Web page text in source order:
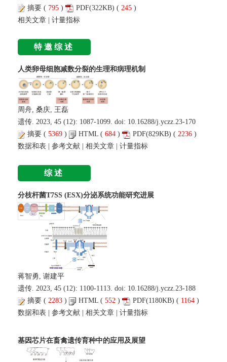
摘要 ( 795 ) PDF(322KB) ( 245 )
相关文章 | 计量指标
特邀综述
人类卵母细胞减数分裂的生理和病理机制
周舟, 桑庆, 王磊
遗传. 2023, 45 (12): 1087-1099. doi: 10.16288/j.yczz.23-170
摘要 ( 5369 ) HTML ( 684 ) PDF(829KB) ( 2236 )
数据和表
参考文献 相关文章 计量指标
综述
分枝杆菌T7SS (ESX)分泌系统功能研究进展
蒋智勇, 谢建平
遗传. 2023, 45 (12): 1100-1113. doi: 10.16288/j.yczz.23-188
摘要 ( 2283 ) HTML ( 552 ) PDF(1180KB) ( 1164 )
数据和表
参考文献 相关文章 计量指标
基因芯片在畜禽遗传育种中的应用及展望